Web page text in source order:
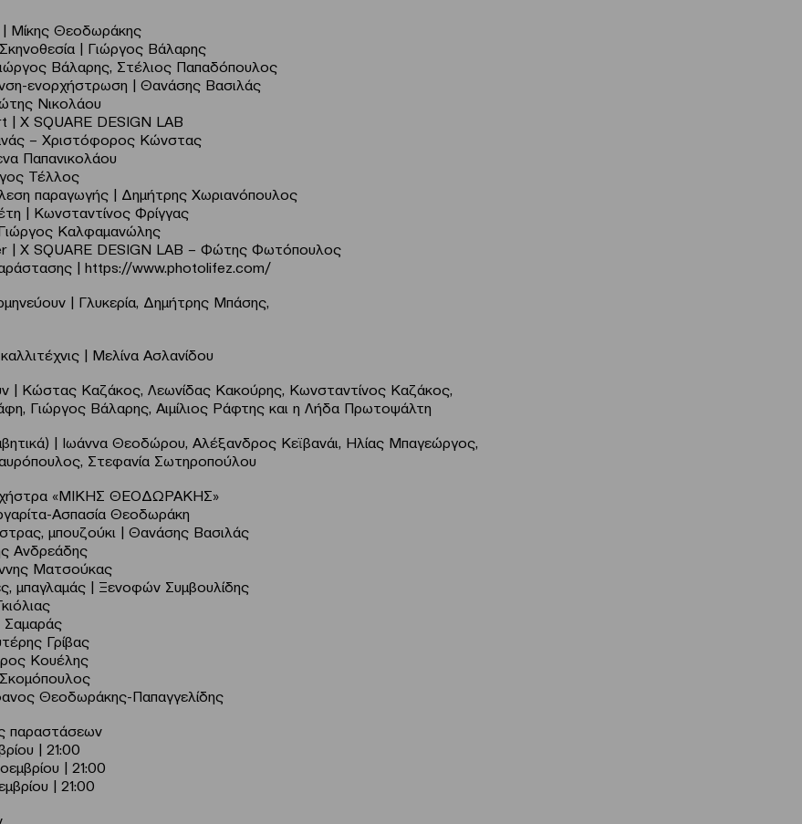
| Μίκης Θεοδωράκης
| Γιώργος Βάλαρης
Βάλαρης, Στέλιος Παπαδόπουλος
ενορχήστρωση | Θανάσης Βασιλάς
Νικολάου
| X SQUARE DESIGN LAB
– Χριστόφορος Κώνστας
Παπανικολάου
Τέλλος
παραγωγής | Δημήτρης Χωριανόπουλος
| Κωνσταντίνος Φρίγγας
Καλφαμανώλης
| X SQUARE DESIGN LAB – Φώτης Φωτόπουλος
| https://www.photolifez.com/
| Γλυκερία, Δημήτρης Μπάσης,
| Μελίνα Ασλανίδου
| Κώστας Καζάκος, Λεωνίδας Κακούρης, Κωνσταντίνος Καζάκος,
Γιώργος Βάλαρης, Αιμίλιος Ράφτης και η Λήδα Πρωτοψάλτη
| Ιωάννα Θεοδώρου, Αλέξανδρος Κεϊβανάι, Ηλίας Μπαγεώργος,
Στεφανία Σωτηροπούλου
«ΜΙΚΗΣ ΘΕΟΔΩΡΑΚΗΣ»
Ασπασία Θεοδωράκη
μπουζούκι | Θανάσης Βασιλάς
Ανδρεάδης
Ματσούκας
μπαγλαμάς | Ξενοφών Συμβουλίδης
Σαμαράς
Γρίβας
Κουέλης
Θεοδωράκης-Παπαγγελίδης
παραστάσεων
| 21:00
| 21:00
| 21:00